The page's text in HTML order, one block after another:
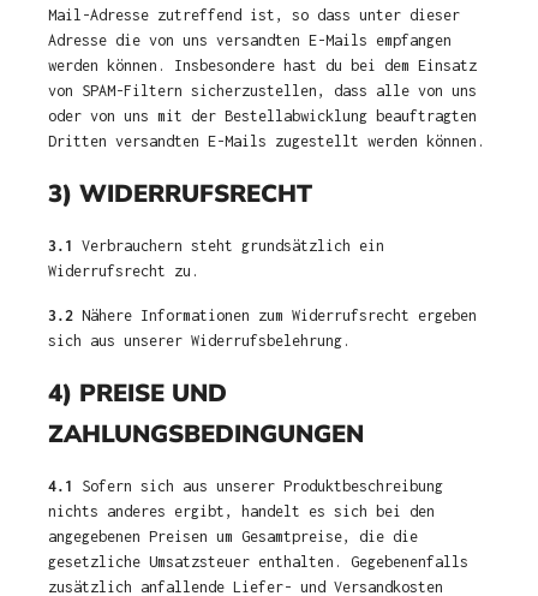
Mail-Adresse zutreffend ist, so dass unter dieser
Adresse die von uns versandten E-Mails empfangen
werden können. Insbesondere hast du bei dem Einsatz
von SPAM-Filtern sicherzustellen, dass alle von uns
oder von uns mit der Bestellabwicklung beauftragten
Dritten versandten E-Mails zugestellt werden können.
3) WIDERRUFSRECHT
3.1 Verbrauchern steht grundsätzlich ein
Widerrufsrecht zu.
3.2 Nähere Informationen zum Widerrufsrecht ergeben
sich aus unserer Widerrufsbelehrung.
4) PREISE UND
ZAHLUNGSBEDINGUNGEN
4.1
Sofern sich aus unserer Produktbeschreibung
nichts anderes ergibt, handelt es sich bei den
angegebenen Preisen um Gesamtpreise, die die
gesetzliche Umsatzsteuer enthalten. Gegebenenfalls
zusätzlich anfallende Liefer- und Versandkosten